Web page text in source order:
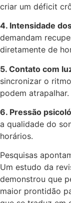
criar um déficit
4. Intensidade
demandam
diretamente de
5. Contato com
sincronizar o
podem atrapalhar.
6. Pressão
a qualidade do
horários.
Pesquisas
Um estudo da
demonstrou que
maior prontidão